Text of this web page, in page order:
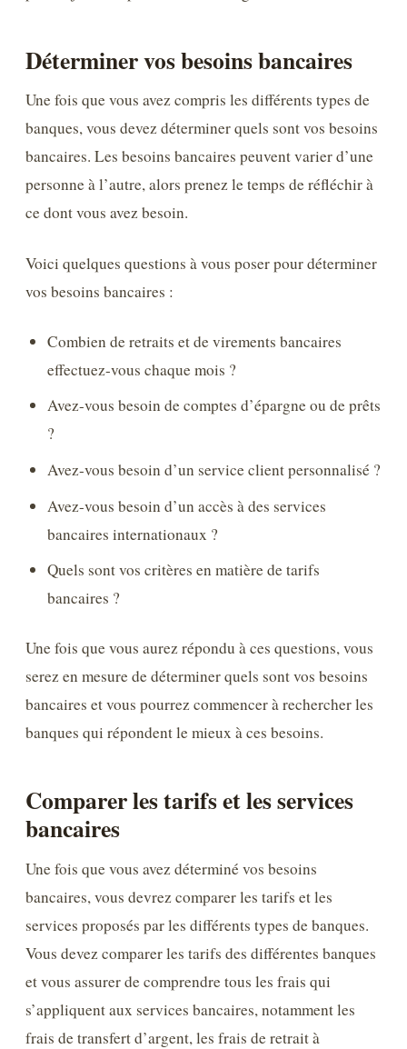
Déterminer vos besoins bancaires
Une fois que vous avez compris les différents types de
banques, vous devez déterminer quels sont vos besoins
bancaires. Les besoins bancaires peuvent varier d’une
personne à l’autre, alors prenez le temps de réfléchir à
ce dont vous avez besoin.
Voici quelques questions à vous poser pour déterminer
vos besoins bancaires :
Combien de retraits et de virements bancaires
effectuez-vous chaque mois ?
Avez-vous besoin de comptes d’épargne ou de prêts
?
Avez-vous besoin d’un service client personnalisé ?
Avez-vous besoin d’un accès à des services
bancaires internationaux ?
Quels sont vos critères en matière de tarifs
bancaires ?
Une fois que vous aurez répondu à ces questions, vous
serez en mesure de déterminer quels sont vos besoins
bancaires et vous pourrez commencer à rechercher les
banques qui répondent le mieux à ces besoins.
Comparer les tarifs et les services
bancaires
Une fois que vous avez déterminé vos besoins
bancaires, vous devrez comparer les tarifs et les
services proposés par les différents types de banques.
Vous devez comparer les tarifs des différentes banques
et vous assurer de comprendre tous les frais qui
s’appliquent aux services bancaires, notamment les
frais de transfert d’argent, les frais de retrait à